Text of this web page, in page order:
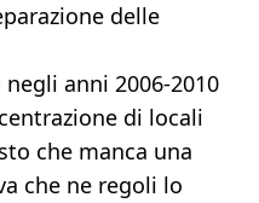
delle
anni 2006-2010
di locali
che manca una
che ne regoli lo